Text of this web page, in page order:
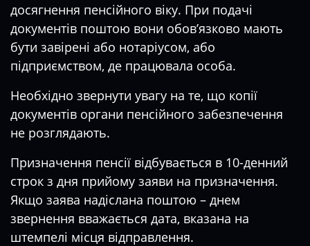
досягнення пенсійного віку. При подачі
документів поштою вони обов’язково мають
бути завірені або нотаріусом, або
підприємством, де працювала особа.
Необхідно звернути увагу на те, що копії
документів органи пенсійного забезпечення
не розглядають.
Призначення пенсії відбувається в 10-денний
строк з дня прийому заяви на призначення.
Якщо заява надіслана поштою – днем
звернення вважається дата, вказана на
штемпелі місця відправлення.